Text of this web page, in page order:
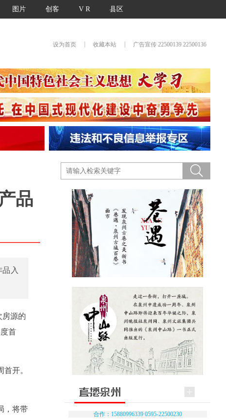
图片 创客 V R 县区
设为首页 收藏本站 广告宣传 22500139 22500136
品
入
房源的
首
开。
，将带
合作：15880996339 0595-22500230